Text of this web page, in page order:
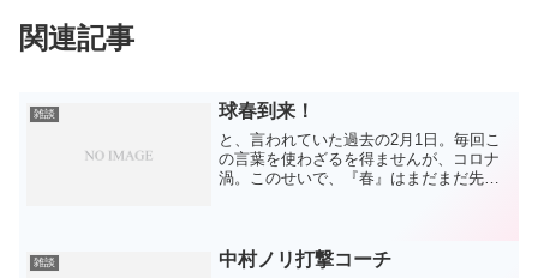
関連記事
雑談 球春到来！
と、言われていた過去の2月1日。毎回こ
の言葉を使わざるを得ませんが、コロナ
渦。このせいで、『春』はまだまだ先に
が、最近の記事を読む...
雑談 中村ノリ打撃コーチ